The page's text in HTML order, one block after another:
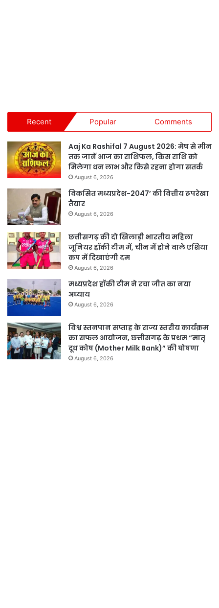
Recent Popular Comments
Aaj Ka Rashifal 7 August 2026: मेष से मीन
तक जानें आज का राशिफल, किस राशि को
मिलेगा धन लाभ और किसे रहना होगा सतर्क
August 6, 2026
विकसित मध्यप्रदेश-2047’ की वित्तीय रूपरेखा
तैयार
August 6, 2026
छत्तीसगढ़ की दो खिलाड़ी भारतीय महिला
जूनियर हॉकी टीम में, चीन में होने वाले एशिया
कप में दिखाएंगी दम
August 6, 2026
मध्यप्रदेश हॉकी टीम ने रचा जीत का नया
अध्याय
August 6, 2026
विश्व स्तनपान सप्ताह के राज्य स्तरीय कार्यक्रम
का सफल आयोजन, छत्तीसगढ़ के प्रथम “मातृ
दूध कोष (Mother Milk Bank)” की घोषणा
August 6, 2026